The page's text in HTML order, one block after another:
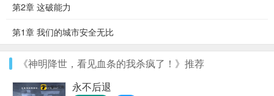
第2章 这破能力
第1章 我们的城市安全无比
《神明降世，看见血条的我杀疯了！》推荐
永不后退